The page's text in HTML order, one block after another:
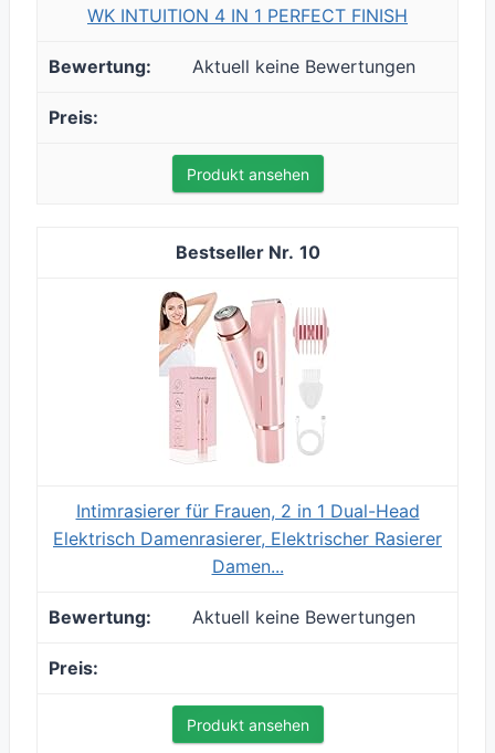
WK INTUITION 4 IN 1 PERFECT FINISH
Aktuell keine Bewertungen
Produkt ansehen
10
Intimrasierer für Frauen, 2 in 1 Dual-Head
Elektrisch Damenrasierer, Elektrischer Rasierer
Damen...
Aktuell keine Bewertungen
Produkt ansehen